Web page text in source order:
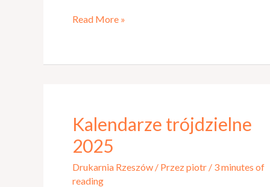
Read More »
Kalendarze trójdzielne
2025
Drukarnia Rzeszów / Przezpiotr / 3 minutes of
reading
Kalendarze
trójdzielne
2025